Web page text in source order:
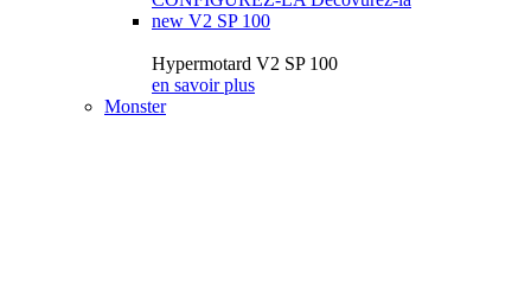
new V2 SP 100
Hypermotard V2 SP 100
en savoir plus
Monster